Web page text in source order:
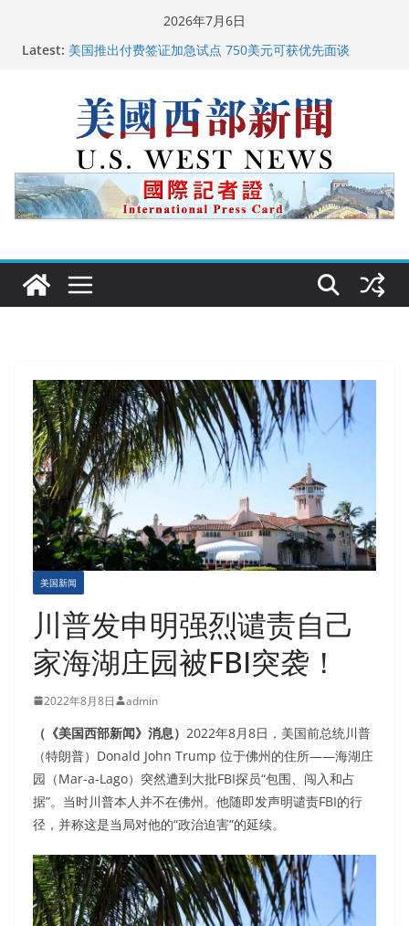
2026年7月6日
Latest: 广州市沉香协会会长周天明：让沉香有序走向世界
美国人
美国最高法院维持“出生公民权” : 出生在美国就是美国
人！
中国驻美国大使谢锋邀请美国老教师罗纳德·萨科尔斯基
再次访华
美国新闻
川普发申明强烈谴责自己
家海湖庄园被FBI突袭！
2022年8月8日 admin
（《美国西部新闻》消息） 2022年8月8日，美国前总统川普
（特朗普） Donald John Trump 位于佛州的住所——海湖庄
园（Mar-a-Lago）突然遭到大批FBI探员“包围、闯入和占
据”。当时川普本人并不在佛州。他随即发声明谴责FBI的行
径，并称这是当局对他的“政治迫害”的延续。